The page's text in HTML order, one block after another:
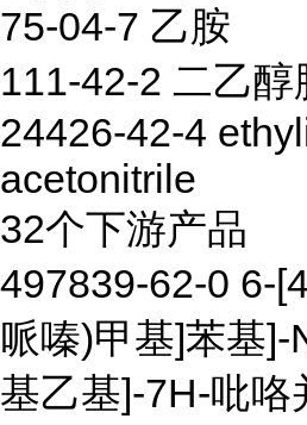
75-04-7 乙胺
111-42-2 二乙醇
24426-42-4
acetonitrile
32个下游产品
497839-62-0 6-
哌嗪)甲基]苯基]-
基乙基]-7H-吡咯